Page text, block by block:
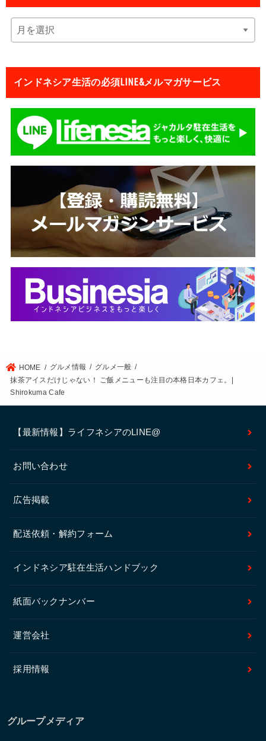
インドネシア生活の必須LINE&メルマガサービス
HOME グルメ情報
グルメ一般
抹茶アイスだけじゃない！ ご飯メニューも注目の本格日本カフェ。|
Shirokuma Cafe
【最新情報】ライフネシアのLINE@
お問い合わせ
広告掲載
配送依頼・解約フォーム
インドネシア駐在生活ハンドブック
紙面バックナンバー
運営会社
採用情報
グループメディア